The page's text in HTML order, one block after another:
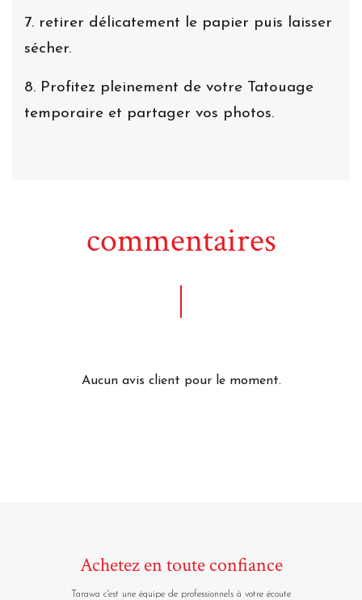
7. retirer délicatement le papier puis laisser
sécher.
8. Profitez pleinement de votre Tatouage
temporaire et partager vos photos.
commentaires
Aucun avis client pour le moment.
Achetez en toute confiance
Tarawa c'est une équipe de professionnels à votre écoute